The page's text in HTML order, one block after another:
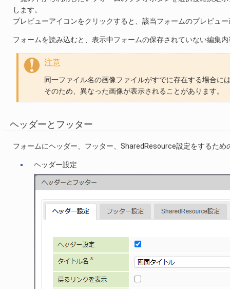
します。
プレビューアイコンをクリックすると、該当フォームのプレビュ
フォームを読み込むと、表示中フォームの保存されていない編集
注意
同一ファイル名の画像ファイルがすでに存在する場合に
そのため、異なった画像が表示されることがあります。
ヘッダーとフッター
フォームにヘッダー、フッター、SharedResource設定をするため
ヘッダー設定